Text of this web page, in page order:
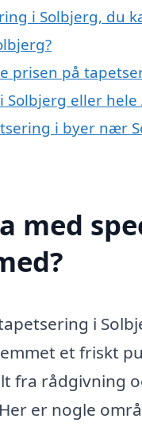
i Solbjerg, du
prisen på
eller hele
i byer nær
med
i
et friskt
fra rådgivning
er nogle